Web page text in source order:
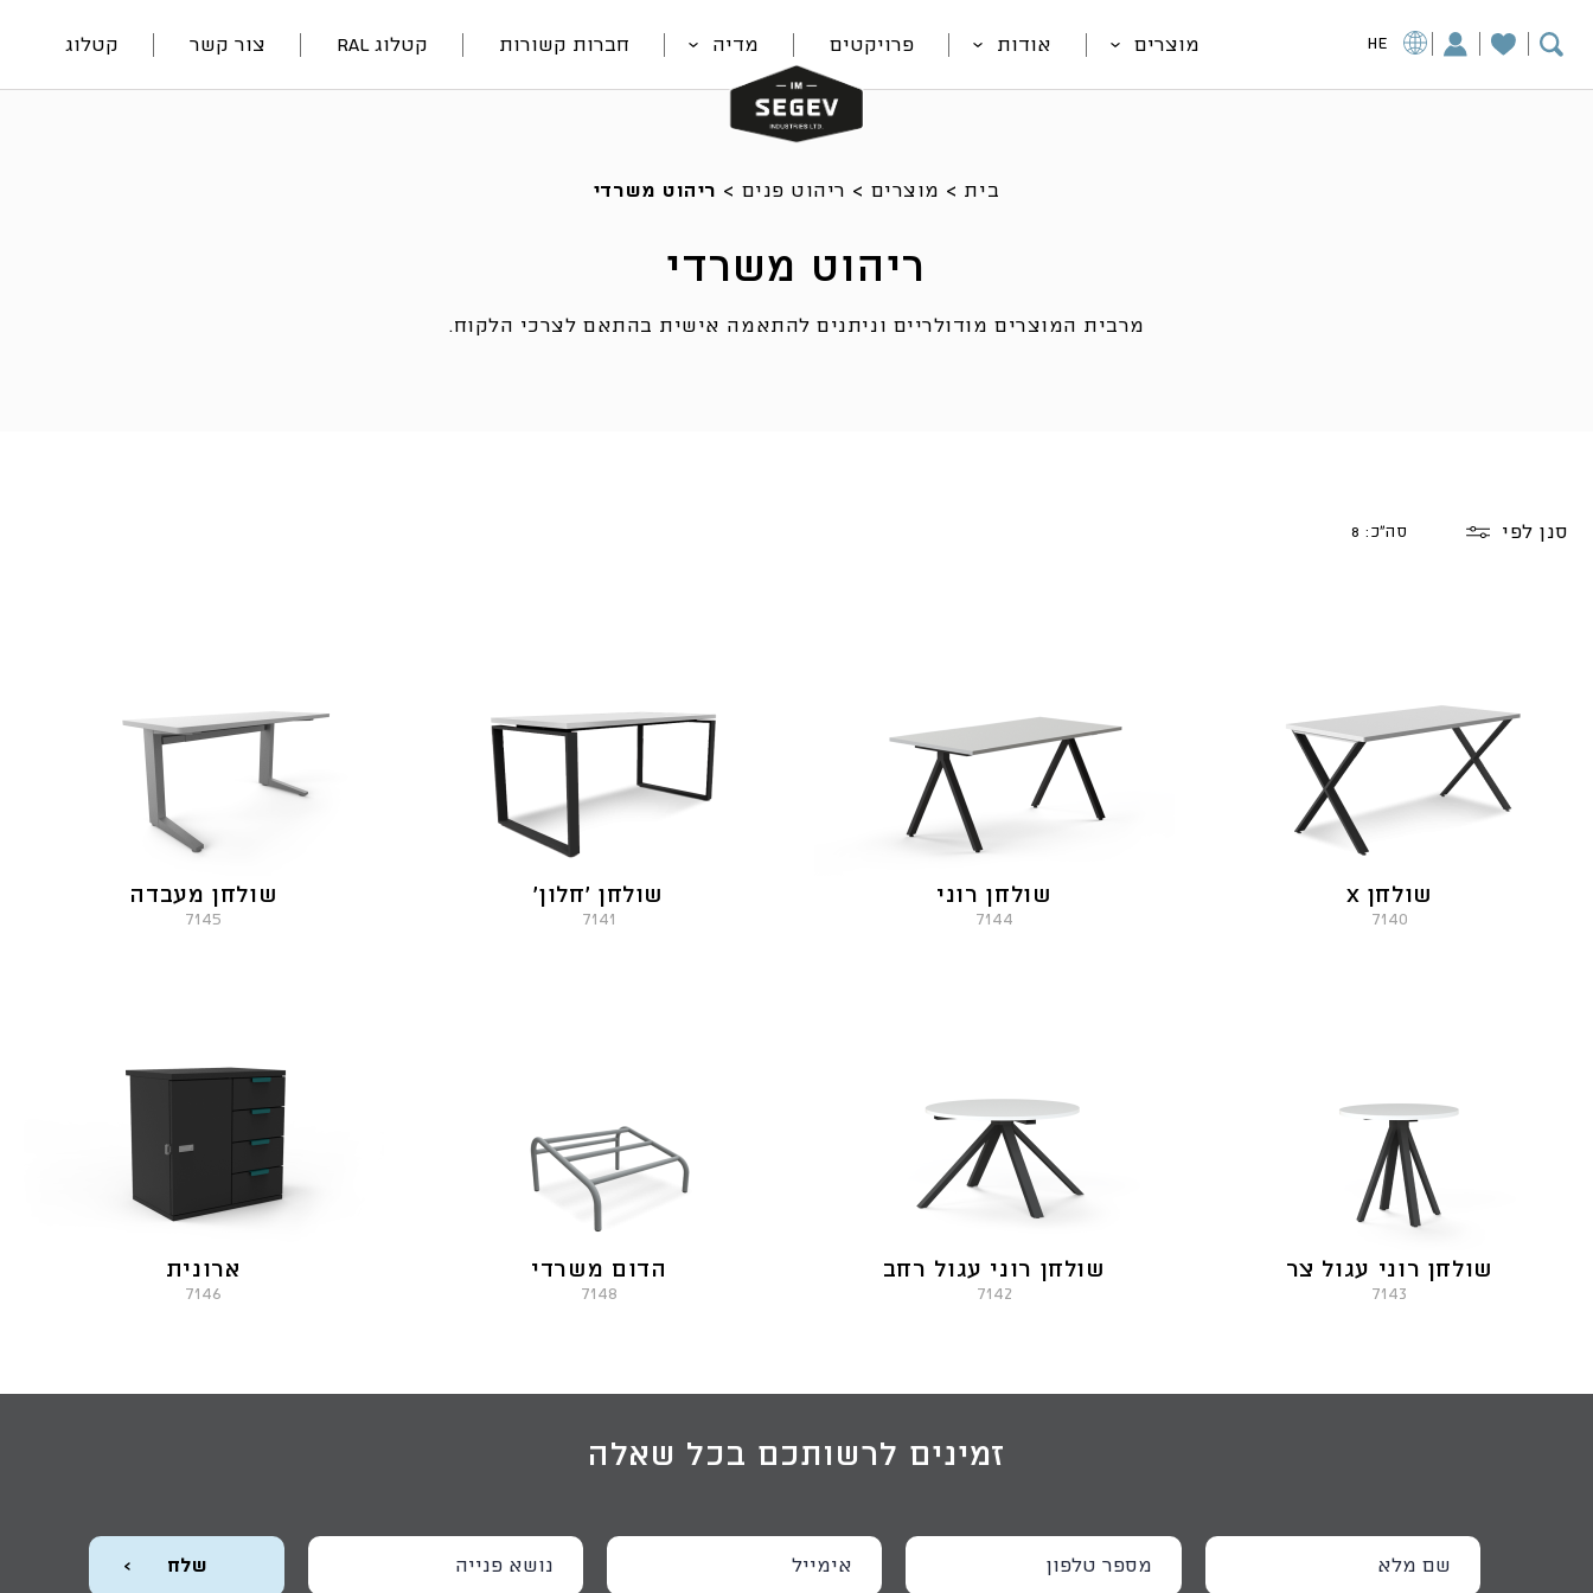
HE מוצרים אודות פרויקטים מדיה חברות קשורות קטלוג RAL צור קשר קטלוג
בית > מוצרים > ריהוט פנים > ריהוט משרדי
ריהוט משרדי
מרבית המוצרים מודולריים וניתנים להתאמה אישית בהתאם לצרכי הלקוח.
סנן לפי סה"כ: 8
שולחן X
7140
שולחן רוני
7144
שולחן 'חלון'
7141
שולחן מעבדה
7145
שולחן רוני עגול צר
7143
שולחן רוני עגול רחב
7142
הדום משרדי
7148
ארונית
7146
זמינים לרשותכם בכל שאלה